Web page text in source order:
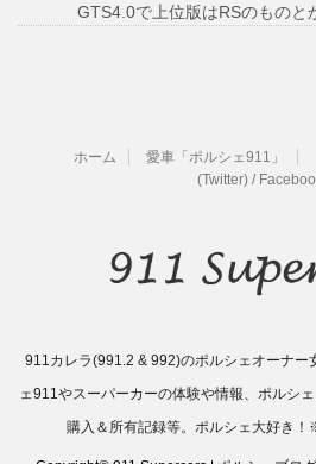
GTS4.0で上位版はRSのものと
ホーム 愛車「ポルシェ911」
(Twitter) /
911カレラ(991.2 & 992)のポルシェオーナー
ェ911やスーパーカーの体験や情報、ポルシ
購入＆所有記録等。ポルシェ大好き